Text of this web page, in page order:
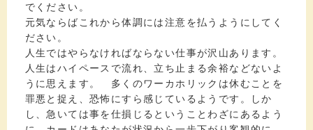
でください。
元気ならばこれから体調には注意を払うようにしてく
ださい。
人生ではやらなければならない仕事が沢山あります。
人生はハイペースで流れ、立ち止まる余裕などないよ
うに思えます。 多くのワーカホリックは休むことを
罪悪と捉え、恐怖にすら感じているようです。しか
し、急いては事を仕損じるということわざにあるよう